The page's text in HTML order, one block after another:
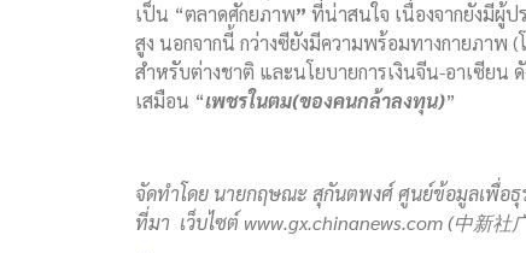
เป็น “ตลาดศักยภาพ” ที่น่าสนใจ เนื่องจากยังมีผู้
สูง นอกจากนี้ กว่างซียังมีความพร้อมทางกายภาพ
สำหรับต่างชาติ และนโยบายการเงินจีน-อาเซียน
เสมือน “เพชรในตม(ของคนกล้าลงทุน)”
จัดทำโดย นายกฤษณะ สุกันตพงศ์ ศูนย์ข้อมูลเพื่อ
ที่มา เว็บไซต์ www.gx.chinanews.com (中新社